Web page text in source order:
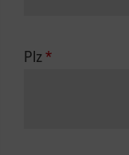
Plz*